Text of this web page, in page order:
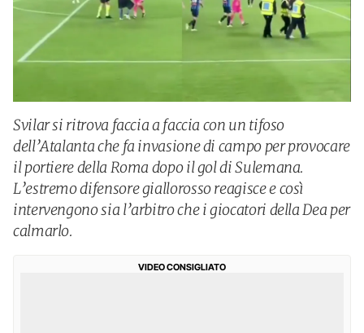
Svilar si ritrova faccia a faccia con un tifoso
dell’Atalanta che fa invasione di campo per provocare
il portiere della Roma dopo il gol di Sulemana.
L’estremo difensore giallorosso reagisce e così
intervengono sia l’arbitro che i giocatori della Dea per
calmarlo.
VIDEO CONSIGLIATO